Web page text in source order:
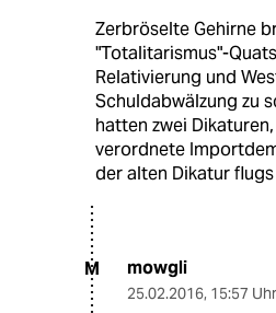
Zerbröselte Gehirne
"Totalitarismus"-
Relativierung und
Schuldabwälzung zu
hatten zwei
verordnete
der alten Dikatur
M mowgli
25.02.2016, 15:57 Uhr